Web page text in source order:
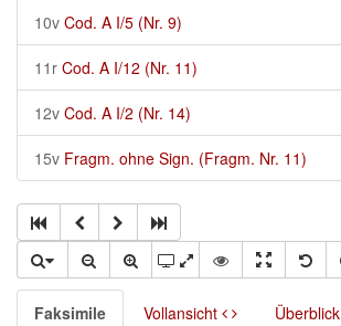
10v Cod. A I/5 (Nr. 9)
11r Cod. A I/12 (Nr. 11)
12v Cod. A I/2 (Nr. 14)
15v Fragm. ohne Sign. (Fragm. Nr. 11)
Faksimile Vollansicht Überblick